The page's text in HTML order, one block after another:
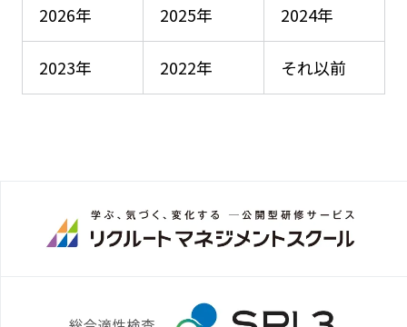
2026年 2025年 2024年
2023年 2022年 それ以前